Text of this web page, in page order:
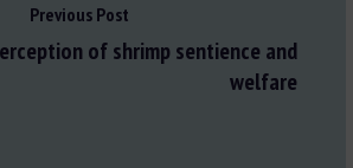
Previous Post
of shrimp sentience and
welfare